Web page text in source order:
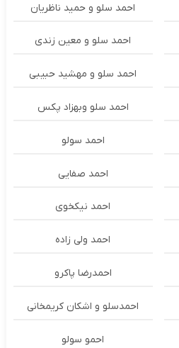
احمد سلو و حمید ناظریان
احمد سلو و معین زندی
احمد سلو و مهشید حبیبی
احمد سلو وبهزاد پکس
احمد سولو
احمد صفایی
احمد نیکخوی
احمد ولی زاده
احمدرضا پاکرو
احمدسلو و اشکان کریمخانی
احمو سولو